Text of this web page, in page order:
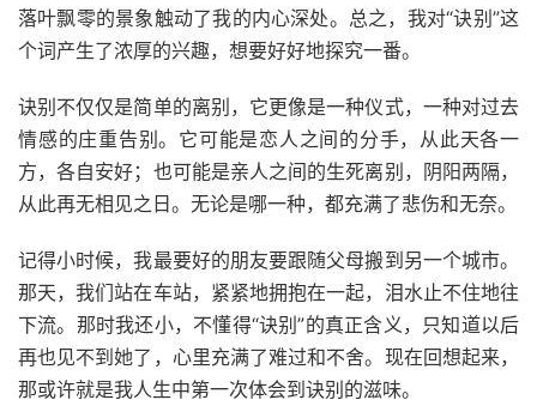
落叶飘零的景象触动了我的内心深处。总之，我对“诀别”这
个词产生了浓厚的兴趣，想要好好地探究一番。
诀别不仅仅是简单的离别，它更像是一种仪式，一种对过去
情感的庄重告别。它可能是恋人之间的分手，从此天各一
方，各自安好；也可能是亲人之间的生死离别，阴阳两隔，
从此再无相见之日。无论是哪一种，都充满了悲伤和无奈。
记得小时候，我最要好的朋友要跟随父母搬到另一个城市。
那天，我们站在车站，紧紧地拥抱在一起，泪水止不住地往
下流。那时我还小，不懂得“诀别”的真正含义，只知道以后
再也见不到她了，心里充满了难过和不舍。现在回想起来，
那或许就是我人生中第一次体会到诀别的滋味。